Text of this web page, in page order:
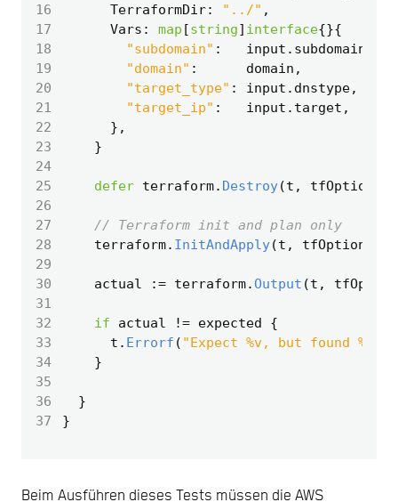
16
TerraformDir: "../" ,
17
Vars : map [string] interface{}{
18
"subdomain" : input . subdomain
19
"domain" : domain ,
20
"target_type" : input . dnstype,
21
"target_ip" : input . target ,
22
},
23
}
24
25
defer terraform. Destroy(t , tfOptions
26
27
// Terraform init and plan only
28
terraform. InitAndApply(t , tfOptions
29
30
actual := terraform. Output (t ,
31
32
if actual != expected
{
33
t . Errorf ( "Expect %v, but found %v"
34
}
35
36
}
37
}
Beim Ausführen dieses Tests müssen die AWS